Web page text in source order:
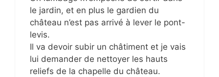
le jardin, et en plus le gardien du
château n’est pas arrivé à lever le pont-
levis.
Il va devoir subir un châtiment et je vais
lui demander de nettoyer les hauts
reliefs de la chapelle du château.